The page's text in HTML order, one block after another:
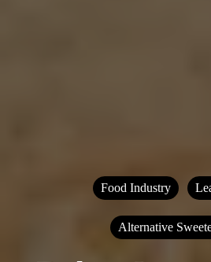
Food Industry
Alternative